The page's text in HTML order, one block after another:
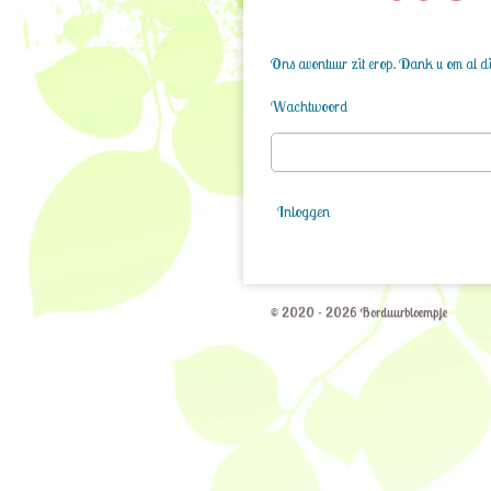
Ons avontuur zit erop. Dank u om al
Wachtwoord
Inloggen
© 2020 - 2026 Borduurbloempje